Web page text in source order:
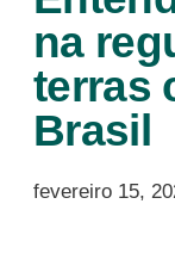
na
terras
Brasil
fevereiro 15,